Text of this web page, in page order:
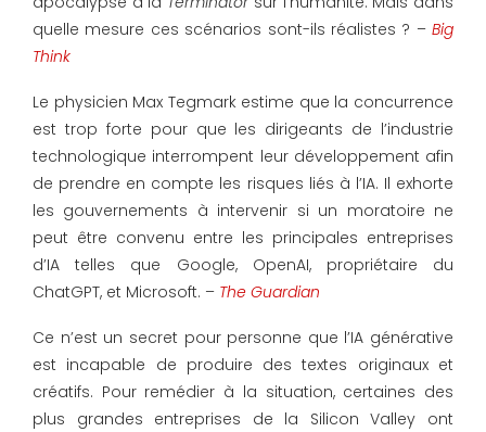
quelle mesure ces scénarios sont-ils réalistes ? – Big
Think
Le physicien Max Tegmark estime que la concurrence
est trop forte pour que les dirigeants de l’industrie
technologique interrompent leur développement afin
de prendre en compte les risques liés à l’IA. Il exhorte
les gouvernements à intervenir si un moratoire ne
peut être convenu entre les principales entreprises
d’IA telles que Google, OpenAI, propriétaire du
ChatGPT, et Microsoft. – The Guardian
Ce n’est un secret pour personne que l’IA générative
est incapable de produire des textes originaux et
créatifs. Pour remédier à la situation, certaines des
plus grandes entreprises de la Silicon Valley ont